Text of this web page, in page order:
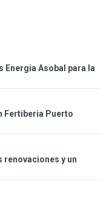
Energia Asobal para la
Fertiberia Puerto
renovaciones y un